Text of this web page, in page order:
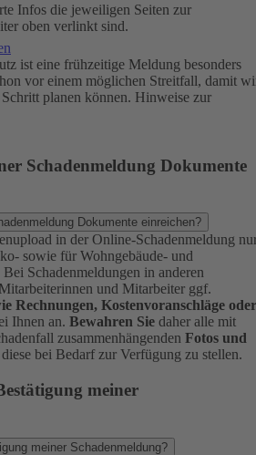
Infos die jeweiligen Seiten zur
oben verlinkt sind.
ist eine frühzeitige Meldung besonders
vor einem möglichen Streitfall, damit
planen können. Hinweise zur
Schadenmeldung Dokumente
Dokumente einreichen?
in der Online-Schadenmeldung
sowie für Wohngebäude- und
Bei Schadenmeldungen in anderen
und Mitarbeiter ggf.
Rechnungen, Kostenvoranschläge oder
Ihnen an. Bewahren Sie daher alle mit
zusammenhängenden Fotos und
bei Bedarf zur Verfügung zu stellen.
meiner
meiner Schadenmeldung?